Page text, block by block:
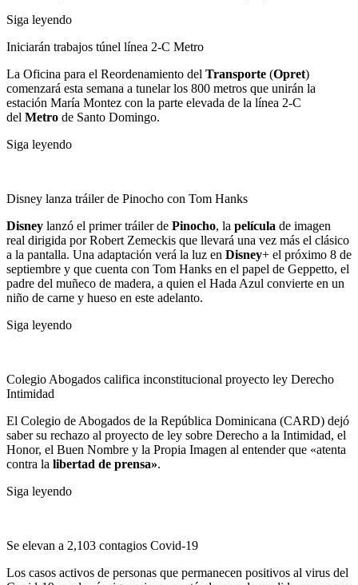
Siga leyendo
Iniciarán trabajos túnel línea 2-C Metro
La Oficina para el Reordenamiento del Transporte (Opret)
comenzará esta semana a tunelar los 800 metros que unirán la
estación María Montez con la parte elevada de la línea 2-C
del Metro de Santo Domingo.
Siga leyendo
Disney lanza tráiler de Pinocho con Tom Hanks
Disney lanzó el primer tráiler de Pinocho, la película de imagen
real dirigida por Robert Zemeckis que llevará una vez más el clásico
a la pantalla. Una adaptación verá la luz en Disney+ el próximo 8 de
septiembre y que cuenta con Tom Hanks en el papel de Geppetto, el
padre del muñeco de madera, a quien el Hada Azul convierte en un
niño de carne y hueso en este adelanto.
Siga leyendo
Colegio Abogados califica inconstitucional proyecto ley Derecho
Intimidad
El Colegio de Abogados de la República Dominicana (CARD) dejó
saber su rechazo al proyecto de ley sobre Derecho a la Intimidad, el
Honor, el Buen Nombre y la Propia Imagen al entender que «atenta
contra la libertad de prensa».
Siga leyendo
Se elevan a 2,103 contagios Covid-19
Los casos activos de personas que permanecen positivos al virus del